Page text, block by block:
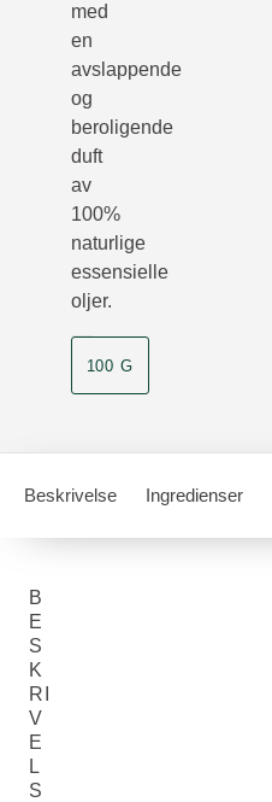
med
en
avslappende
og
beroligende
duft
av
100%
naturlige
essensielle
oljer.
100 G
Beskrivelse Ingredienser
B
E
S
K
RI
V
E
L
S